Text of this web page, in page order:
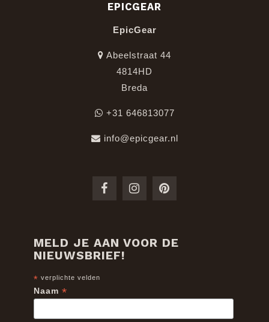
EPICGEAR
EpicGear
Abeelstraat 44
4814HD
Breda
+31 646813077
info@epicgear.nl
MELD JE AAN VOOR DE
NIEUWSBRIEF!
* verplichte velden
Naam *